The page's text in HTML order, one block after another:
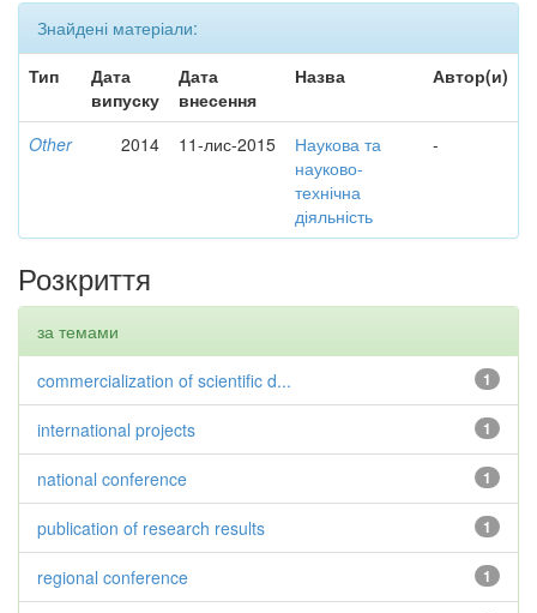
Знайдені матеріали:
Тип
Дата
випуску
Дата
внесення
Назва Автор(и)
Other 2014 11-лис-2015
Наукова та
науково-
технічна
діяльність
-
Розкриття
за темами
1
commercialization of scientific d...
1
international projects
1
national conference
1
publication of research results
1
regional conference